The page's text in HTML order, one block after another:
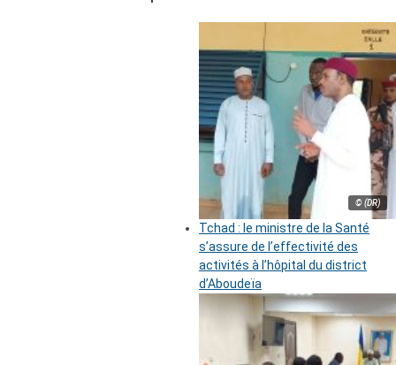
© (DR)
Tchad : le ministre de la Santé
s’assure de l’effectivité des
activités à l’hôpital du district
d’Aboudeïa